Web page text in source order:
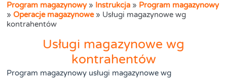
Program magazynowy» Instrukcja » Program magazynowy
»Operacje magazynowe» Usługi magazynowe wg
kontrahentów
Usługi magazynowe wg
kontrahentów
Program magazynowy usługi magazynowe wg